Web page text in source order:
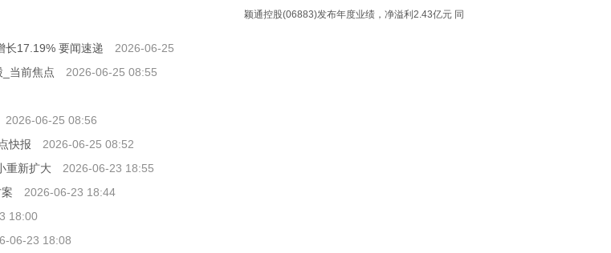
长17.19% 要闻速递
2026-06-25
当前焦点
2026-06-25 08:55
2026-06-25 08:56
快报
2026-06-25 08:52
重新扩大
2026-06-23 18:55
2026-06-23 18:44
18:00
06-23 18:08
颖通控股(06883)发布年度业绩，净溢利2.43亿元 同